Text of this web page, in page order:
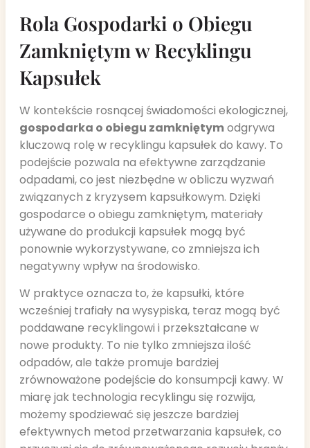
Rola Gospodarki o Obiegu
Zamkniętym w Recyklingu
Kapsułek
W kontekście rosnącej świadomości ekologicznej,
gospodarka o obiegu zamkniętymodgrywa
kluczową rolę w recyklingu kapsułek do kawy. To
podejście pozwala na efektywne zarządzanie
odpadami, co jest niezbędne w obliczu wyzwań
związanych z kryzysem kapsułkowym. Dzięki
gospodarce o obiegu zamkniętym, materiały
używane do produkcji kapsułek mogą być
ponownie wykorzystywane, co zmniejsza ich
negatywny wpływ na środowisko.
W praktyce oznacza to, że kapsułki, które
wcześniej trafiały na wysypiska, teraz mogą być
poddawane recyklingowi i przekształcane w
nowe produkty. To nie tylko zmniejsza ilość
odpadów, ale także promuje bardziej
zrównoważone podejście do konsumpcji kawy. W
miarę jak technologia recyklingu się rozwija,
możemy spodziewać się jeszcze bardziej
efektywnych metod przetwarzania kapsułek, co